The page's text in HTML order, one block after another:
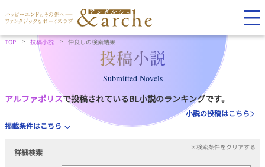
TOP 投稿小説 仲良しの検索結果
Submitted Novels
アルファポリスで投稿されているBL小説のランキングです。
小説の投稿はこちら
掲載条件はこちら
詳細検索
×検索条件をクリアする